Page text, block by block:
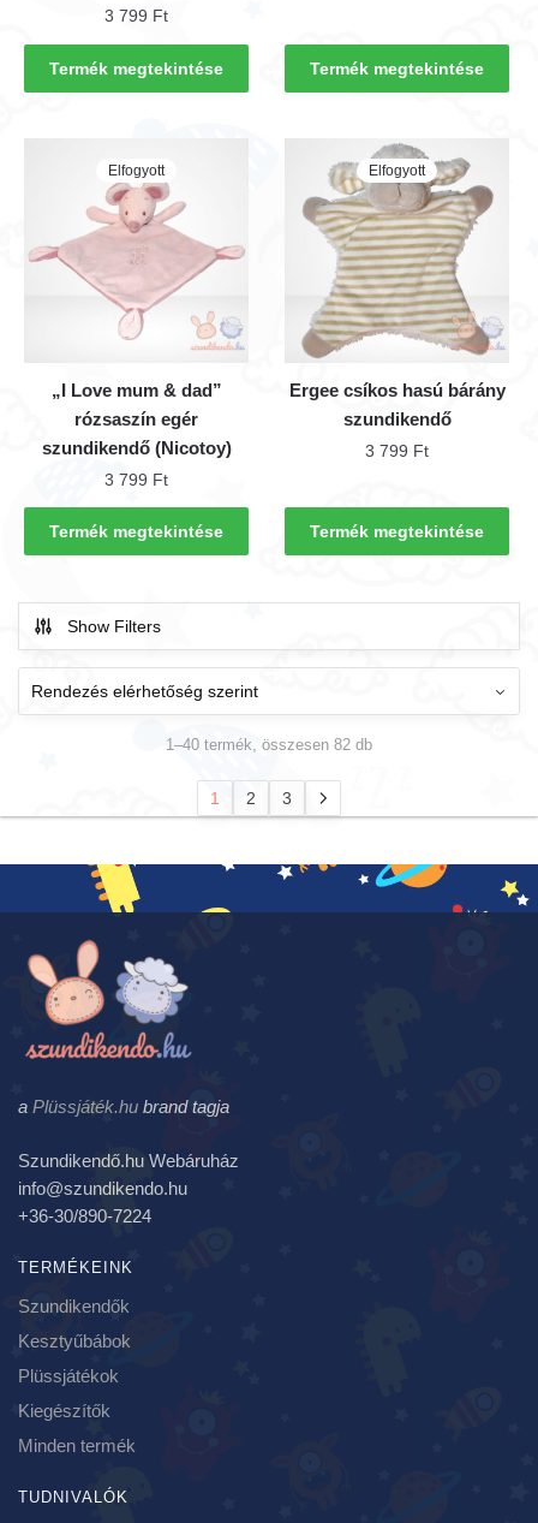
3 799 Ft
Termék megtekintése Termék megtekintése
Elfogyott
„I Love mum & dad”
rózsaszín egér
szundikendő (Nicotoy)
3 799 Ft
Termék megtekintése
Elfogyott
Ergee csíkos hasú bárány
szundikendő
3 799 Ft
Termék megtekintése
Show Filters
1–40 termék, összesen 82 db
1 2 3
a Plüssjáték.hu brand tagja
Szundikendő.hu Webáruház
info@szundikendo.hu
+36-30/890-7224
TERMÉKEINK
Szundikendők
Kesztyűbábok
Plüssjátékok
Kiegészítők
Minden termék
TUDNIVALÓK